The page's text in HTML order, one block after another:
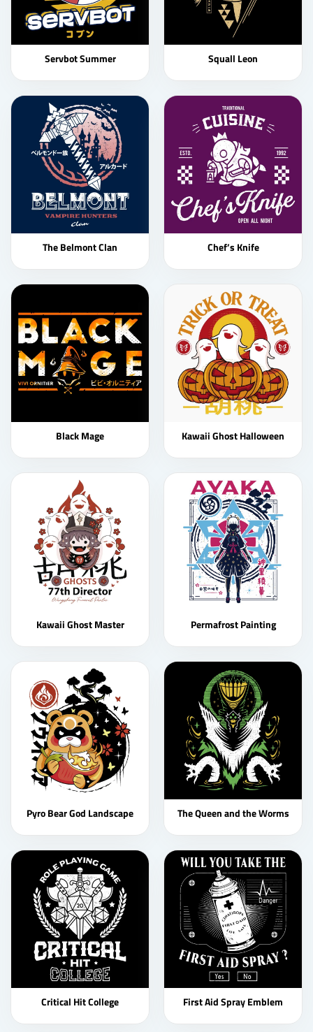
Servbot Summer Squall Leon
The Belmont Clan Chef’s Knife
Black Mage Kawaii Ghost Halloween
Kawaii Ghost Master Permafrost Painting
Pyro Bear God Landscape The Queen and the Worms
Critical Hit College First Aid Spray Emblem